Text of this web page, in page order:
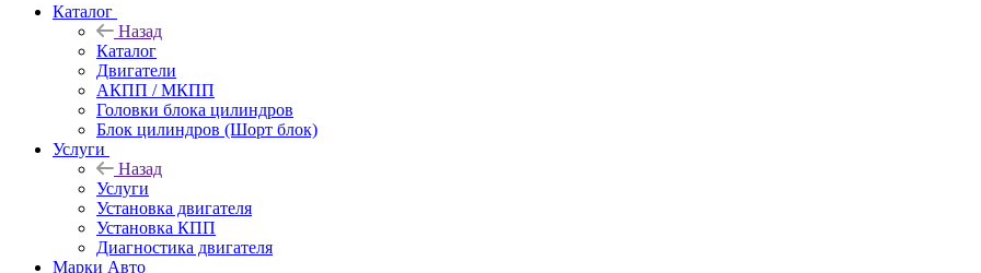
Каталог
Назад
Каталог
Двигатели
АКПП / МКПП
Головки блока цилиндров
Блок цилиндров (Шорт блок)
Услуги
Назад
Услуги
Установка двигателя
Установка КПП
Диагностика двигателя
Марки Авто